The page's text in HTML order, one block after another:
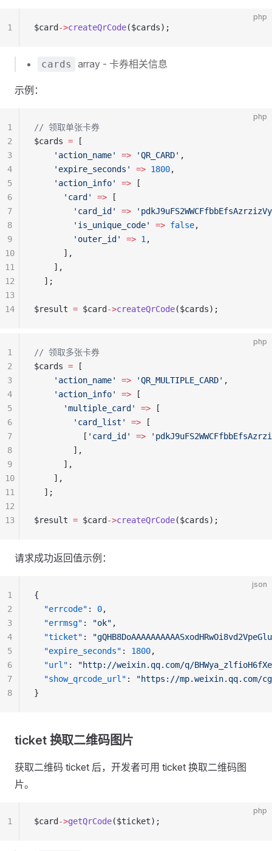
php
$card ->createQrCode($cards);
1
cards array - 卡券相关信息
示例：
php
// 领取单张卡券
$cards = [
    'action_name'
=> 'QR_CARD' ,
    'expire_seconds'
=> 1800,
    'action_info'
=> [
      'card'
=> [
        'card_id'
=>
        'is_unique_code'
=> false,
        'outer_id'
=> 1 ,
      ],
    ],
  ];
$result = $card ->createQrCode($cards);
1
2
3
4
5
6
7
8
9
10
11
12
13
14
php
// 领取多张卡券
$cards = [
    'action_name'
=> 'QR_MULTIPLE_CARD' ,
    'action_info'
=> [
      'multiple_card'
=> [
        'card_list'
=> [
          [
'card_id' =>
        ],
      ],
    ],
  ];
$result = $card ->createQrCode($cards);
1
2
3
4
5
6
7
8
9
10
11
12
13
请求成功返回值示例：
json
{
  "errcode"
: 0,
  "errmsg"
: "ok" ,
  "ticket"
:
  "expire_seconds"
: 1800,
  "url"
:
"http://weixin.qq.com/q/
  "show_qrcode_url"
:
"https://mp.weixin.qq.com/cgi-
}
1
2
3
4
5
6
7
8
ticket 换取二维码图片
获取二维码 ticket 后，开发者可用 ticket 换取二维码图
片。
php
$card ->getQrCode($ticket);
1